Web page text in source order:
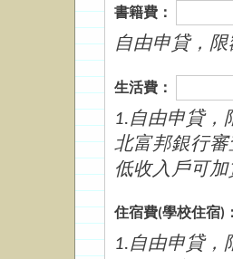
書籍費：
自由申貸，
生活費：
1.自由申貸，
北富邦銀行
低收入戶可
住宿費(學校住宿)
1.自由申貸，